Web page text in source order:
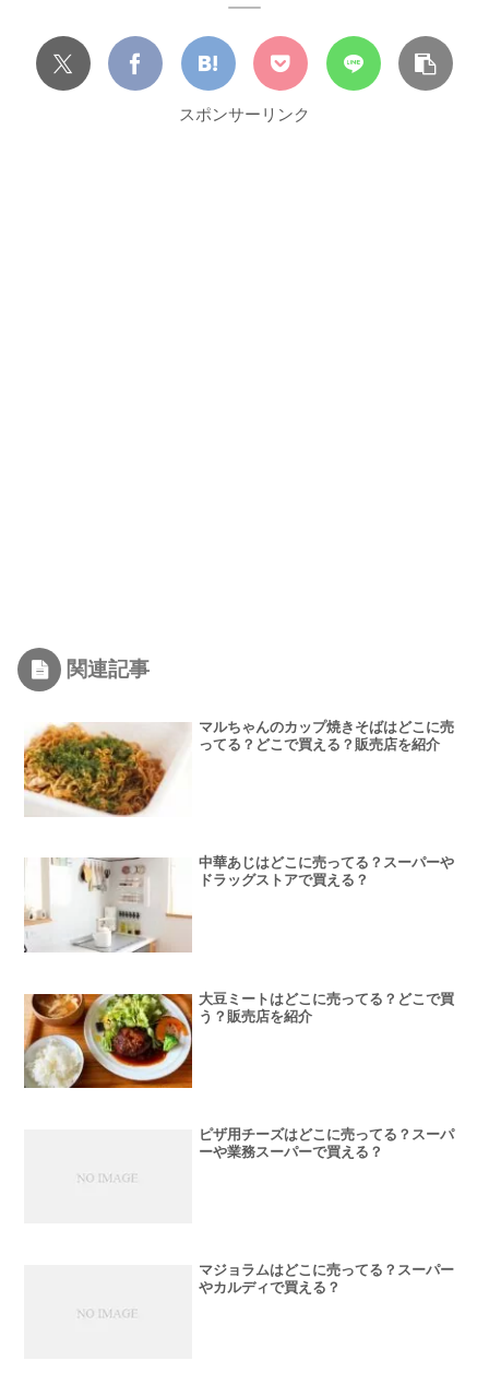
スポンサーリンク
関連記事
マルちゃんのカップ焼きそばはどこに売
ってる？どこで買える？販売店を紹介
中華あじはどこに売ってる？スーパーや
ドラッグストアで買える？
大豆ミートはどこに売ってる？どこで買
う？販売店を紹介
ピザ用チーズはどこに売ってる？スーパ
ーや業務スーパーで買える？
マジョラムはどこに売ってる？スーパー
やカルディで買える？